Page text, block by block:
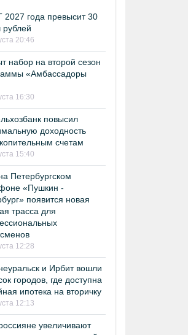
года превысит 30
рублей
20:46
набор на второй сезон
«Амбассадоры
16:30
повысил
доходность
счетам
15:40
Петербургском
«Пушкин -
появится новая
трасса для
12:28
и Ирбит вошли
городов, где доступна
ипотека на вторичку
12:13
увеличивают